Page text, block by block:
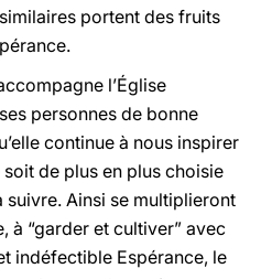
portent des fruits
l’Église
personnes de bonne
continue à nous inspirer
de plus en plus choisie
Ainsi se multiplieront
à “garder et cultiver” avec
indéfectible Espérance, le